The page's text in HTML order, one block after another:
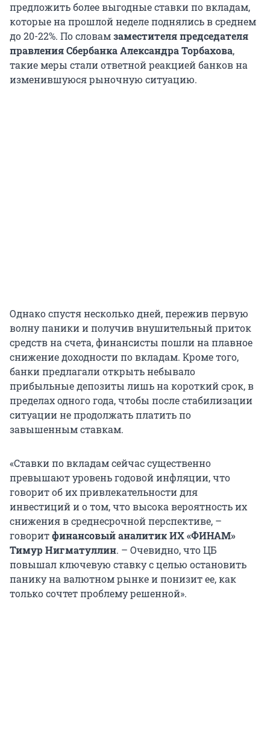
предложить более выгодные ставки по вкладам,
которые на прошлой неделе поднялись в среднем
до 20-22%. По словамзаместителя председателя
правления Сбербанка Александра Торбахова,
такие меры стали ответной реакцией банков на
изменившуюся рыночную ситуацию.
Однако спустя несколько дней, пережив первую
волну паники и получив внушительный приток
средств на счета, финансисты пошли на плавное
снижение доходности по вкладам. Кроме того,
банки предлагали открыть небывало
прибыльные депозиты лишь на короткий срок, в
пределах одного года, чтобы после стабилизации
ситуации не продолжать платить по
завышенным ставкам.
«Ставки по вкладам сейчас существенно
превышают уровень годовой инфляции, что
говорит об их привлекательности для
инвестиций и о том, что высока вероятность их
снижения в среднесрочной перспективе, –
говоритфинансовый аналитик ИХ «ФИНАМ»
Тимур Нигматуллин. – Очевидно, что ЦБ
повышал ключевую ставку с целью остановить
панику на валютном рынке и понизит ее, как
только сочтет проблему решенной».